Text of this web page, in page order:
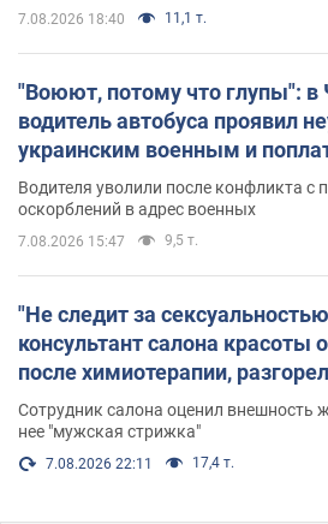
7.08.2026 18:40 11,1 т.
"Воюют, потому что глупы": в
водитель автобуса проявил
украинским военным и
Водителя уволили после конфликта с
оскорблений в адрес военных
7.08.2026 15:47 9,5 т.
"Не следит за
консультант салона красоты
после химиотерапии,
Сотрудник салона оценил внешность
нее "мужская стрижка"
7.08.2026 22:11 17,4 т.